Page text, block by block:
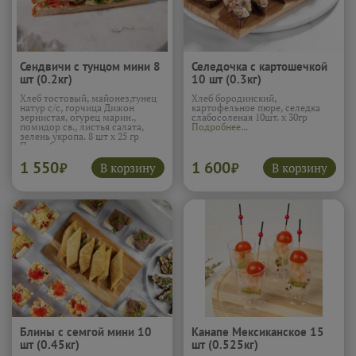
Сендвичи с тунцом мини 8
шт (0.2кг)
Хлеб тостовый, майонез,тунец
натур с/с, горчица Дижон
зернистая, огурец марин.,
помидор св., листья салата,
зелень укропа. 8 шт х 25 гр
Подробнее...
1 550₽ В корзину
Селедочка с картошечкой
10 шт (0.3кг)
Хлеб бородинский,
картофельное пюре, селедка
слабосоленая 10шт. х 30гр
Подробнее...
1 600₽ В корзину
Блины с семгой мини 10
шт (0.45кг)
Канапе Мексиканское 15
шт (0.525кг)